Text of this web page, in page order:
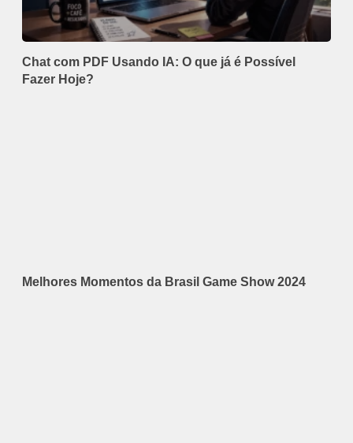
Chat com PDF Usando IA: O que já é Possível
Fazer Hoje?
Melhores Momentos da Brasil Game Show 2024